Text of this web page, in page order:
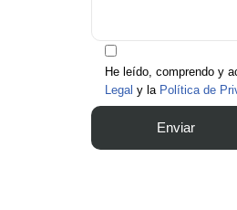
He leído, comprendo y
Legal y la Política de